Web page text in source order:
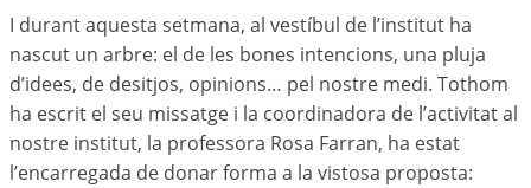
I durant aquesta setmana, al vestíbul de l’institut ha
nascut un arbre: el de les bones intencions, una pluja
d’idees, de desitjos, opinions… pel nostre medi. Tothom
ha escrit el seu missatge i la coordinadora de l’activitat al
nostre institut, la professora Rosa Farran, ha estat
l’encarregada de donar forma a la vistosa proposta: